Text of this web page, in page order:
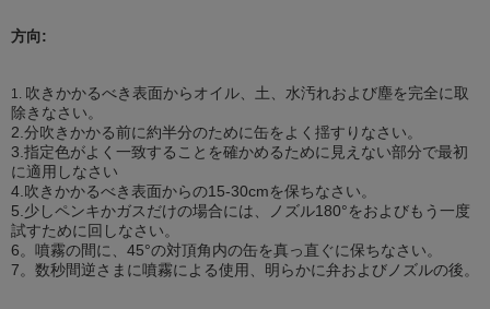
方向:
1. 吹きかかるべき表面からオイル、土、水汚れおよび塵を完全に取
除きなさい。
2.分吹きかかる前に約半分のために缶をよく揺すりなさい。
3.指定色がよく一致することを確かめるために見えない部分で最初
に適用しなさい
4.吹きかかるべき表面からの15-30cmを保ちなさい。
5.少しペンキかガスだけの場合には、ノズル180°をおよびもう一度
試すために回しなさい。
6。噴霧の間に、45°の対頂角内の缶を真っ直ぐに保ちなさい。
7。数秒間逆さまに噴霧による使用、明らかに弁およびノズルの後。